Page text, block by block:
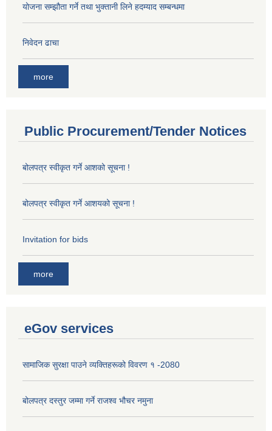
योजना सम्झौता गर्ने तथा भुक्तानी लिने हदम्याद सम्बन्धमा
निवेदन ढाचा
more
Public Procurement/Tender Notices
बोलपत्र स्वीकृत गर्ने आशको सूचना !
बोलपत्र स्वीकृत गर्ने आशयको सूचना !
Invitation for bids
more
eGov services
सामाजिक सुरक्षा पाउने व्यक्तिहरूको विवरण १ -2080
बोलपत्र दस्तुर जम्मा गर्ने राजश्व भौचर नमुना